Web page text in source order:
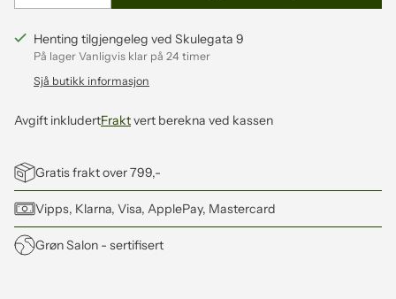
Henting tilgjengeleg ved Skulegata 9
På lager Vanligvis klar på 24 timer
Sjå butikk informasjon
Avgift inkludertFraktvert berekna ved kassen
Gratis frakt over 799,-
Vipps, Klarna, Visa, ApplePay, Mastercard
Grøn Salon - sertifisert